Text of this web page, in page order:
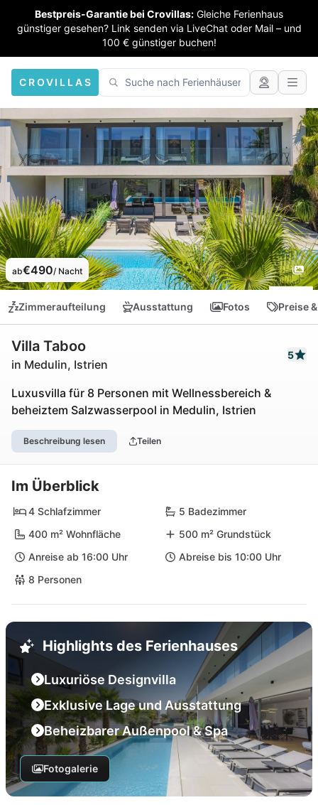
Bestpreis-Garantie bei Crovillas: Gleiche Ferienhaus
günstiger gesehen? Link senden via LiveChat oder Mail – und
100 € günstiger buchen!
CROVILLAS
ab€490/ Nacht
Zimmeraufteilung Ausstattung Fotos Preise
Villa Taboo
in Medulin, Istrien
5
Luxusvilla für 8 Personen mit Wellnessbereich &
beheiztem Salzwasserpool in Medulin, Istrien
Beschreibung lesen Teilen
Im Überblick
4 Schlafzimmer
5 Badezimmer
400 m² Wohnfläche
500 m² Grundstück
Anreise ab 16:00 Uhr
Abreise bis 10:00 Uhr
8 Personen
Highlights des Ferienhauses
Luxuriöse Designvilla
Exklusive Lage und Ausstattung
Beheizbarer Außenpool & Spa
Fotogalerie